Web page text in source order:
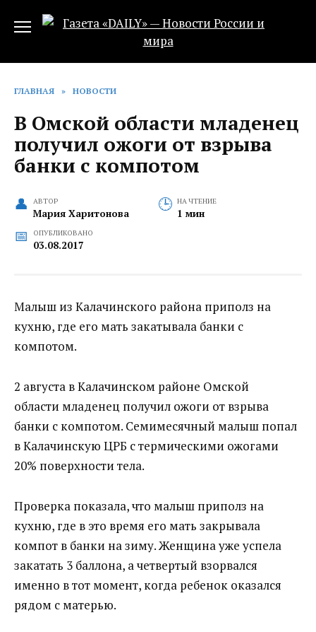
ГЛАВНАЯ » НОВОСТИ
В Омской области младенец
получил ожоги от взрыва
банки с компотом
АВТОР
Мария Харитонова
НА ЧТЕНИЕ
1 мин
ОПУБЛИКОВАНО
03.08.2017
Малыш из Калачинского района приполз на
кухню, где его мать закатывала банки с
компотом.
2 августа в Калачинском районе Омской
области младенец получил ожоги от взрыва
банки с компотом. Семимесячный малыш попал
в Калачинскую ЦРБ с термическими ожогами
20% поверхности тела.
Проверка показала, что малыш приполз на
кухню, где в это время его мать закрывала
компот в банки на зиму. Женщина уже успела
закатать 3 баллона, а четвертый взорвался
именно в тот момент, когда ребенок оказался
рядом с матерью.